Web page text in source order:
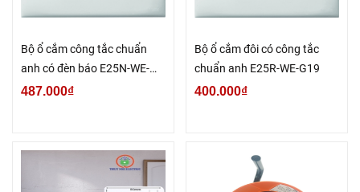
Bộ ổ cắm công tắc chuẩn
anh có đèn báo E25N-WE-
G19
487.000₫
Bộ ổ cắm đôi có công tắc
chuẩn anh E25R-WE-G19
400.000₫